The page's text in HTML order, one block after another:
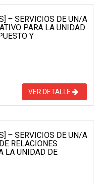
– SERVICIOS DE UN/A
PARA LA UNIDAD
Y
VER DETALLE
– SERVICIOS DE UN/A
RELACIONES
LA UNIDAD DE